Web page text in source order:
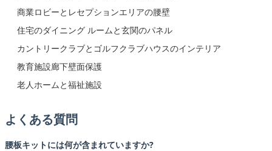
商業ロビーとレセプションエリアの腰壁
住宅のダイニング ルームと玄関のパネル
カントリークラブとゴルフクラブハウスのインテリア
教育施設廊下壁面保護
老人ホームと福祉施設
よくある質問
腰板キットには何が含まれていますか?